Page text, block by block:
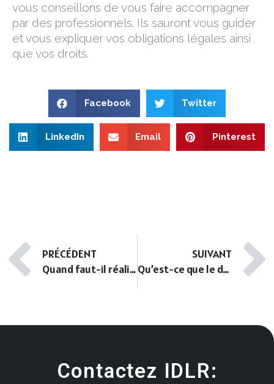
vous conseillons de vous faire accompagner
par des professionnels. Ils sauront vous guider
et vous expliquer vos obligations légales ainsi
que vos droits.
Facebook Twitter
LinkedIn Email Pinterest
PRÉCÉDENT
Quand faut-il réaliser les diagnostics immobiliers ?
SUIVANT
Qu’est-ce que le droit de rétractation ?
Contactez IDLR: